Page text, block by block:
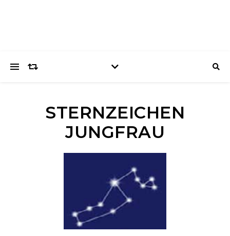
STERNZEICHEN
JUNGFRAU